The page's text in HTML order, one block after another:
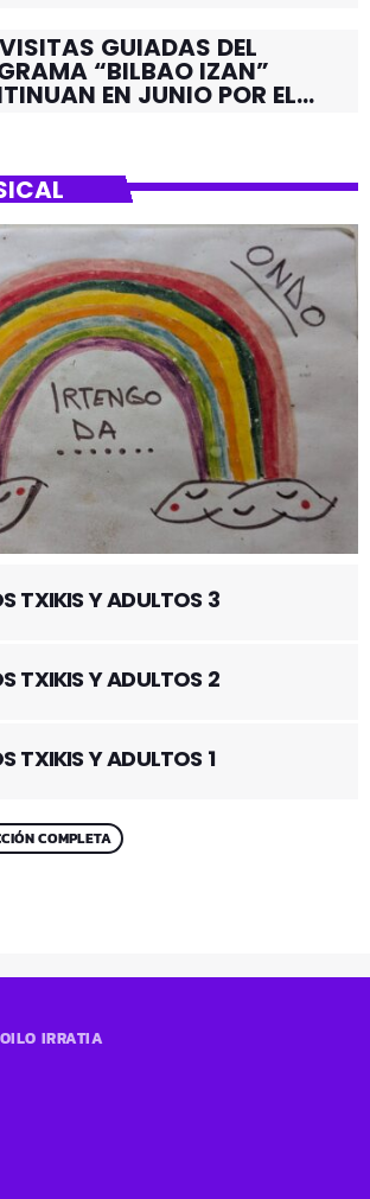
GUIADAS DEL
“BILBAO IZAN”
EN JUNIO POR EL
TXIKIS Y ADULTOS 1
TXIKIS Y ADULTOS 2
TXIKIS Y ADULTOS 3
COMPLETA
IRRATIA